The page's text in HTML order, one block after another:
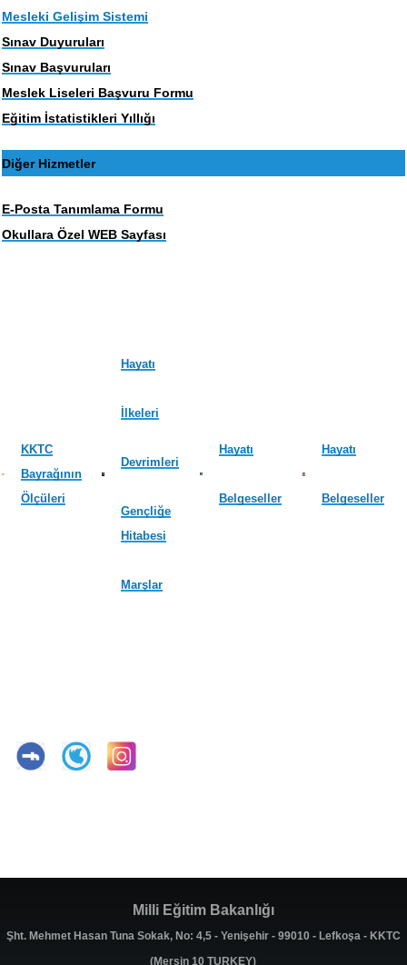
Mesleki Gelişim Sistemi
Sınav Duyuruları
Sınav Başvuruları
Meslek Liseleri Başvuru Formu
Eğitim İstatistikleri Yıllığı
Diğer Hizmetler
E-Posta Tanımlama Formu
Okullara Özel WEB Sayfası
KKTC
Bayrağının
Ölçüleri
Hayatı
İlkeleri
Devrimleri
Gençliğe
Hitabesi
Marşlar
Hayatı
Belgeseller
Hayatı
Belgeseller
Milli Eğitim Bakanlığı
Şht. Mehmet Hasan Tuna Sokak, No: 4,5 - Yenişehir - 99010 - Lefkoşa - KKTC
(Mersin 10 TURKEY)